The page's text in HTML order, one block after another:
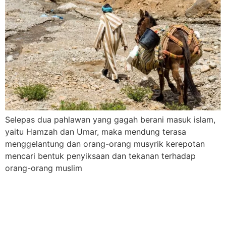
Selepas dua pahlawan yang gagah berani masuk islam,
yaitu Hamzah dan Umar, maka mendung terasa
menggelantung dan orang-orang musyrik kerepotan
mencari bentuk penyiksaan dan tekanan terhadap
orang-orang muslim